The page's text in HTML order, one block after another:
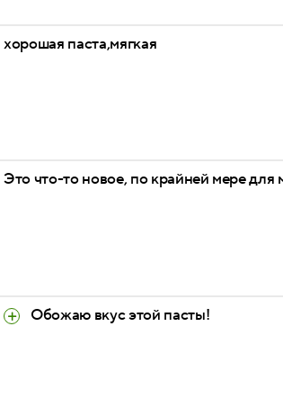
хорошая паста,мягкая
Это что-то новое, по крайней мере для
Обожаю вкус этой пасты!